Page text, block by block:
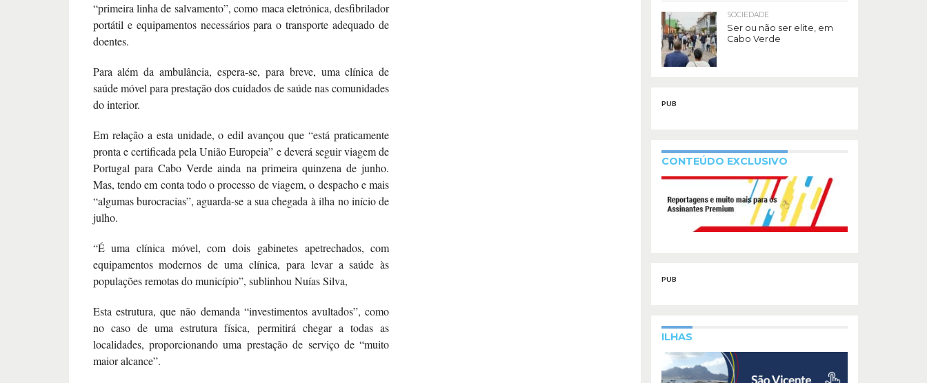
“primeira linha de salvamento”, como maca eletrónica, desfibrilador
portátil e equipamentos necessários para o transporte adequado de
doentes.
Para além da ambulância, espera-se, para breve, uma clínica de
saúde móvel para prestação dos cuidados de saúde nas comunidades
do interior.
Em relação a esta unidade, o edil avançou que “está praticamente
pronta e certificada pela União Europeia” e deverá seguir viagem de
Portugal para Cabo Verde ainda na primeira quinzena de junho.
Mas, tendo em conta todo o processo de viagem, o despacho e mais
“algumas burocracias”, aguarda-se a sua chegada à ilha no início de
julho.
“É uma clínica móvel, com dois gabinetes apetrechados, com
equipamentos modernos de uma clínica, para levar a saúde às
populações remotas do município”, sublinhou Nuías Silva,
Esta estrutura, que não demanda “investimentos avultados”, como
no caso de uma estrutura física, permitirá chegar a todas as
localidades, proporcionando uma prestação de serviço de “muito
maior alcance”.
SOCIEDADE
Ser ou não ser elite, em
Cabo Verde
PUB
CONTEÚDO EXCLUSIVO
PUB
ILHAS